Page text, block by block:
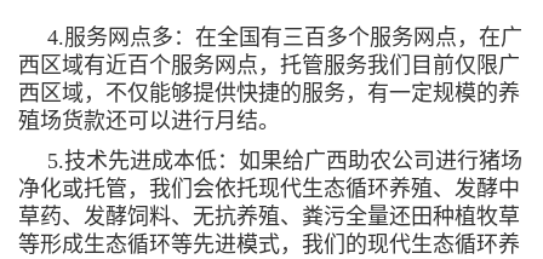
4.服务网点多：在全国有三百多个服务网点，在广
西区域有近百个服务网点，托管服务我们目前仅限广
西区域，不仅能够提供快捷的服务，有一定规模的养
殖场货款还可以进行月结。
5.技术先进成本低：如果给广西助农公司进行猪场
净化或托管，我们会依托现代生态循环养殖、发酵中
草药、发酵饲料、无抗养殖、粪污全量还田种植牧草
等形成生态循环等先进模式，我们的现代生态循环养